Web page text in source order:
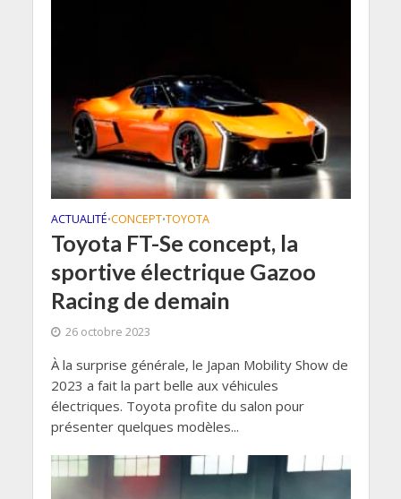
ACTUALITÉ•CONCEPT•TOYOTA
Toyota FT-Se concept, la
sportive électrique Gazoo
Racing de demain
26 octobre 2023
À la surprise générale, le Japan Mobility Show de
2023 a fait la part belle aux véhicules
électriques. Toyota profite du salon pour
présenter quelques modèles...